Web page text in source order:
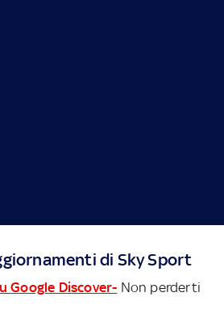
di Sky Sport
Google Discover- Non perderti